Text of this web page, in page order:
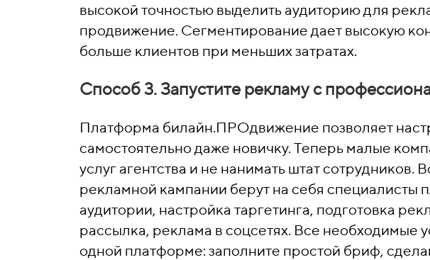
высокой точностью выделить аудиторию для
продвижение. Сегментирование дает высокую
больше клиентов при меньших затратах.
Способ 3. Запустите рекламу с
Платформа билайн.ПРОдвижение позволяет
самостоятельно даже новичку. Теперь малые
услуг агентства и не нанимать штат сотрудников.
рекламной кампании берут на себя специалисты
аудитории, настройка таргетинга, подготовка
рассылка, реклама в соцсетях. Все необходимые
одной платформе: заполните простой бриф,